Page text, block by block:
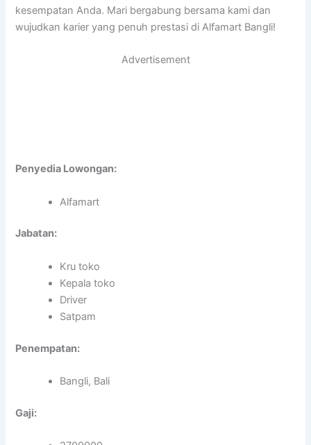
kesempatan Anda. Mari bergabung bersama kami dan
wujudkan karier yang penuh prestasi di Alfamart Bangli!
Advertisement
Penyedia Lowongan:
Alfamart
Jabatan:
Kru toko
Kepala toko
Driver
Satpam
Penempatan:
Bangli, Bali
Gaji: